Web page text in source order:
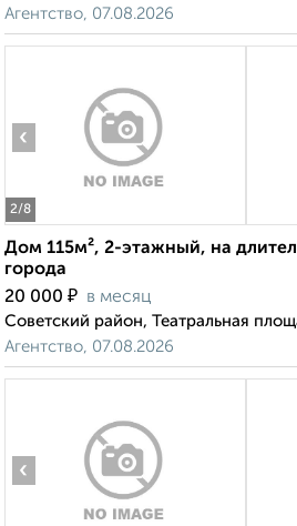
Агентство, 07.08.2026
2/8
‹
Дом 115м², 2-этажный, на
города
20 000 ₽ в месяц
Советский район, Театральная
Агентство, 07.08.2026
‹